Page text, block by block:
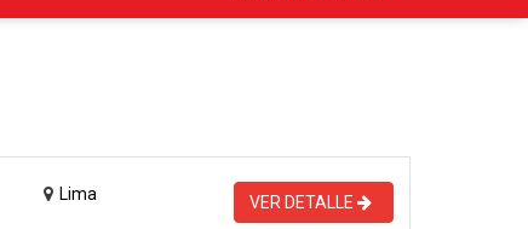
Lima VER DETALLE